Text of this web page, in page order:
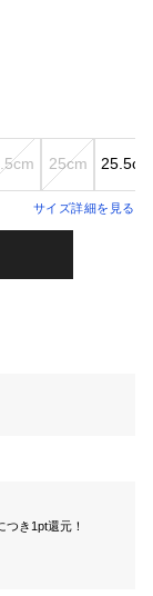
25cm 25.5cm
サイズ詳細を見る
き1pt還元！